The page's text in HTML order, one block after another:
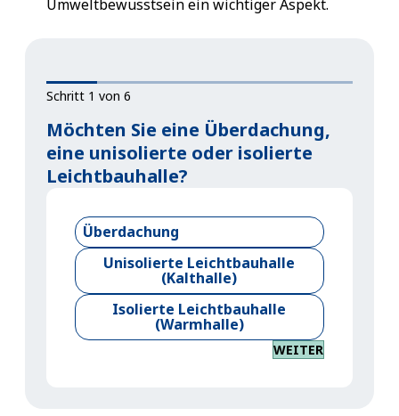
Umweltbewusstsein ein wichtiger Aspekt.
Schritt 1 von 6
Möchten Sie eine Überdachung,
eine unisolierte oder isolierte
Leichtbauhalle?
Überdachung
Unisolierte Leichtbauhalle
(Kalthalle)
Isolierte Leichtbauhalle
(Warmhalle)
WEITER